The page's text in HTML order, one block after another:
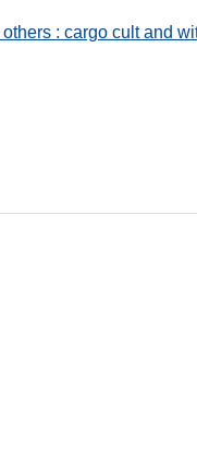
: cargo cult and